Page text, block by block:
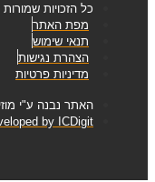
כל הזכויות שמורות
מפת האתר
תנאי שימוש
הצהרת נגישות
מדיניות פרטיות
האתר נבנה ע"י
by ICDigit